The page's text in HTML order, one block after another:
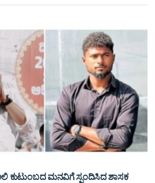
ಕುಟುಂಬದ ಮನವಿಗೆ ಸ್ಪಂದಿಸಿದ ಶಾಸಕ